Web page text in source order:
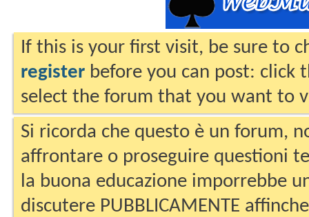
If this is your first visit, be sure to
register before you can post: click
select the forum that you want to
Si ricorda che questo è un forum,
affrontare o proseguire questioni
la buona educazione imporrebbe
discutere PUBBLICAMENTE